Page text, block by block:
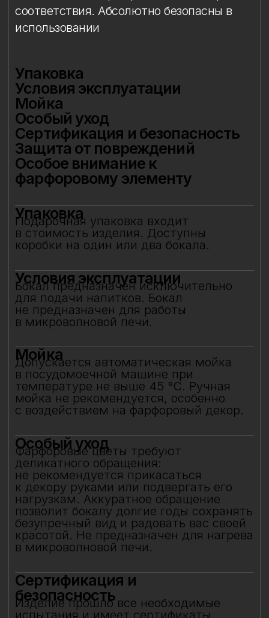
Упаковка
Подарочная упаковка входит
в стоимость изделия. Доступны
Условия эксплуатации
Бокал предназначен исключительно
для подачи напитков. Бокал
не предназначен для работы
в микроволновой печи.
Мойка
Допускается автоматическая мойка
в посудомоечной машине при
температуре не выше 45 °C. Ручная
мойка не рекомендуется, особенно
с воздействием на фарфоровый декор.
Особый уход
Фарфоровые цветы требуют
деликатного обращения:
не рекомендуется прикасаться
к декору руками или подвергать его
нагрузкам. Аккуратное обращение
позволит бокалу долгие годы сохранять
красотой. Не предназначен для нагрева
в микроволновой печи.
Сертификация и
безопасность
Изделие прошло все необходимые
соответствия. Бокал безопасен для
контакта с пищевыми продуктами
и может использоваться по прямому
назначению.
Защита от повреждений
Избегайте контакта бокала с острыми,
жёсткими и абразивными предметами
скребками, лезвиями или кромками
других бокалов) во избежание сколов
и царапин. Не рекомендуется
складывать бокалы горизонтально друг
на друга.
Особое внимание к
фарфоровому элементу
Фарфоровый цветок — результат
ручной работы, требующий
исключительно деликатного
обращения. Не прикасайтесь
к фарфоровому элементу
воздействиям. Бережное отношение
к изделию позволит на долгие годы
сохранить его красоту и изысканность,
позволяя шампанскому раскрываться
мягко и гармонично.